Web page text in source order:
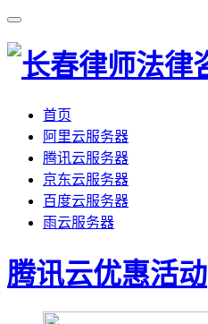
首页
阿里云服务器
腾讯云服务器
京东云服务器
百度云服务器
雨云服务器
腾讯云优惠活动